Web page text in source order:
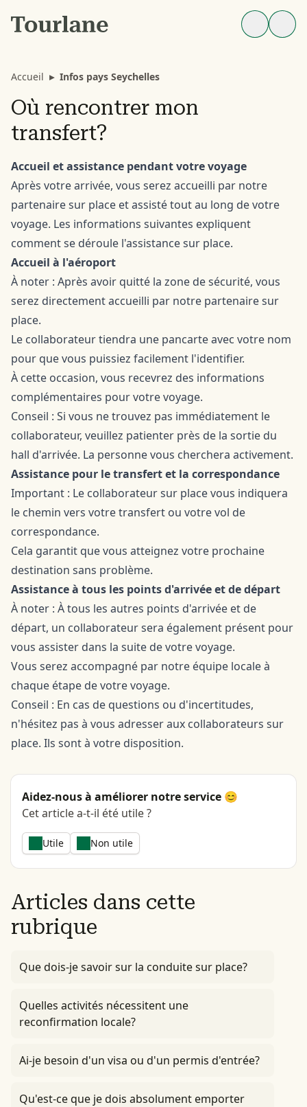
Accueil ▸ Infos pays Seychelles
Où rencontrer mon
transfert?
Accueil et assistance pendant votre voyage
Après votre arrivée, vous serez accueilli par notre
partenaire sur place et assisté tout au long de votre
voyage. Les informations suivantes expliquent
comment se déroule l'assistance sur place.
Accueil à l'aéroport
À noter : Après avoir quitté la zone de sécurité, vous
serez directement accueilli par notre partenaire sur
place.
Le collaborateur tiendra une pancarte avec votre nom
pour que vous puissiez facilement l'identifier.
À cette occasion, vous recevrez des informations
complémentaires pour votre voyage.
Conseil : Si vous ne trouvez pas immédiatement le
collaborateur, veuillez patienter près de la sortie du
hall d'arrivée. La personne vous cherchera activement.
Assistance pour le transfert et la correspondance
Important : Le collaborateur sur place vous indiquera
le chemin vers votre transfert ou votre vol de
correspondance.
Cela garantit que vous atteignez votre prochaine
destination sans problème.
Assistance à tous les points d'arrivée et de départ
À noter : À tous les autres points d'arrivée et de
départ, un collaborateur sera également présent pour
vous assister dans la suite de votre voyage.
Vous serez accompagné par notre équipe locale à
chaque étape de votre voyage.
Conseil : En cas de questions ou d'incertitudes,
n'hésitez pas à vous adresser aux collaborateurs sur
place. Ils sont à votre disposition.
Aidez-nous à améliorer notre service 😊
Cet article a-t-il été utile ?
Utile Non utile
Articles dans cette
rubrique
Que dois-je savoir sur la conduite sur place?
Quelles activités nécessitent une
reconfirmation locale?
Ai-je besoin d'un visa ou d'un permis d'entrée?
Qu'est-ce que je dois absolument emporter